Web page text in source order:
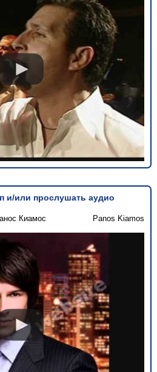
и/или прослушать аудио
Киамос Panos Kiamos